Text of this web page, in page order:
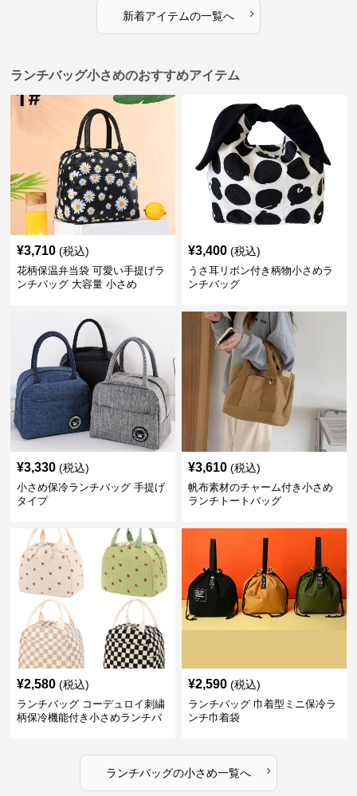
新着アイテムの一覧へ ›
ランチバッグ小さめのおすすめアイテム
¥3,710 (税込)
花柄保温弁当袋 可愛い手提げラ
ンチバッグ 大容量 小さめ
¥3,400 (税込)
うさ耳リボン付き柄物小さめラ
ンチバッグ
¥3,330 (税込)
小さめ保冷ランチバッグ 手提げ
タイプ
¥3,610 (税込)
帆布素材のチャーム付き小さめ
ランチトートバッグ
¥2,580 (税込)
ランチバッグ コーデュロイ刺繍
柄保冷機能付き小さめランチバ
¥2,590 (税込)
ランチバッグ 巾着型ミニ保冷ラ
ンチ巾着袋
ランチバッグの小さめ一覧へ ›